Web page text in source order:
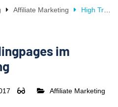
Affiliate Marketing High Traffic Landingpages im Affiliate Marketing
im
Affiliate Marketing